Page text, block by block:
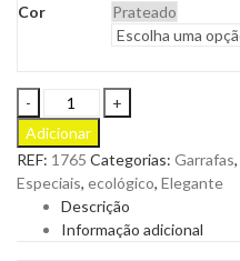
Cor Prateado
Garrafa
Yaliz
em
Alumínio
para
ser
Personalizada
Adicionar
REF: 1765 Categorias: Garrafas,
Especiais, ecológico, Elegante
Descrição
Informação adicional